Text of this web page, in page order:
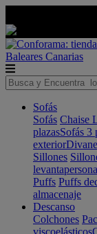
Baleares Canarias
Sofás
Sofás Chaise
plazasSofás 3
exterior
Sillones
Puffs Puffs
almacenaje
Descanso
Colchones
viscoelásticos